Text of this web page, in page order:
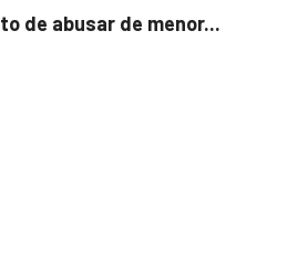
de abusar de menor...